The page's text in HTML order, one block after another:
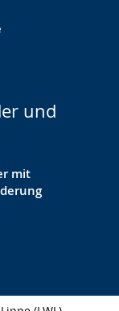
und
mit